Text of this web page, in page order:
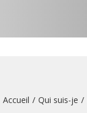
Accueil / Qui suis-je /